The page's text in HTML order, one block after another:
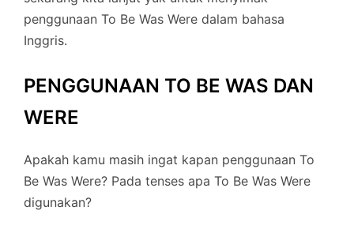
penggunaan To Be Was Were dalam bahasa
Inggris.
PENGGUNAAN TO BE WAS DAN
WERE
Apakah kamu masih ingat kapan penggunaan To
Be Was Were? Pada tenses apa To Be Was Were
digunakan?